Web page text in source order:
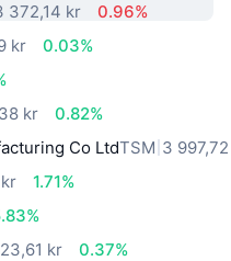
372,14 kr
0.96%
kr
0.03%
kr
0.82%
Co LtdTSM 3
1.71%
kr
0.37%